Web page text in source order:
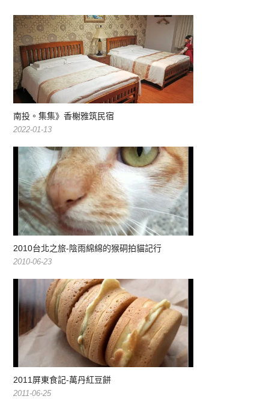
南投。集集》香榭雅筑民宿
2022-01-13
2010台北之旅-陰雨綿綿的猴硐拍貓記行
2010-06-23
2011屏東食記-萬丹紅豆餅
2011-06-25